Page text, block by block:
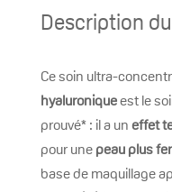
à
hyaluronique
Description
Ce soin ultra-
hyaluroniqueest le
prouvé* : il a uneffet
pour unepeau plus
base de maquillage